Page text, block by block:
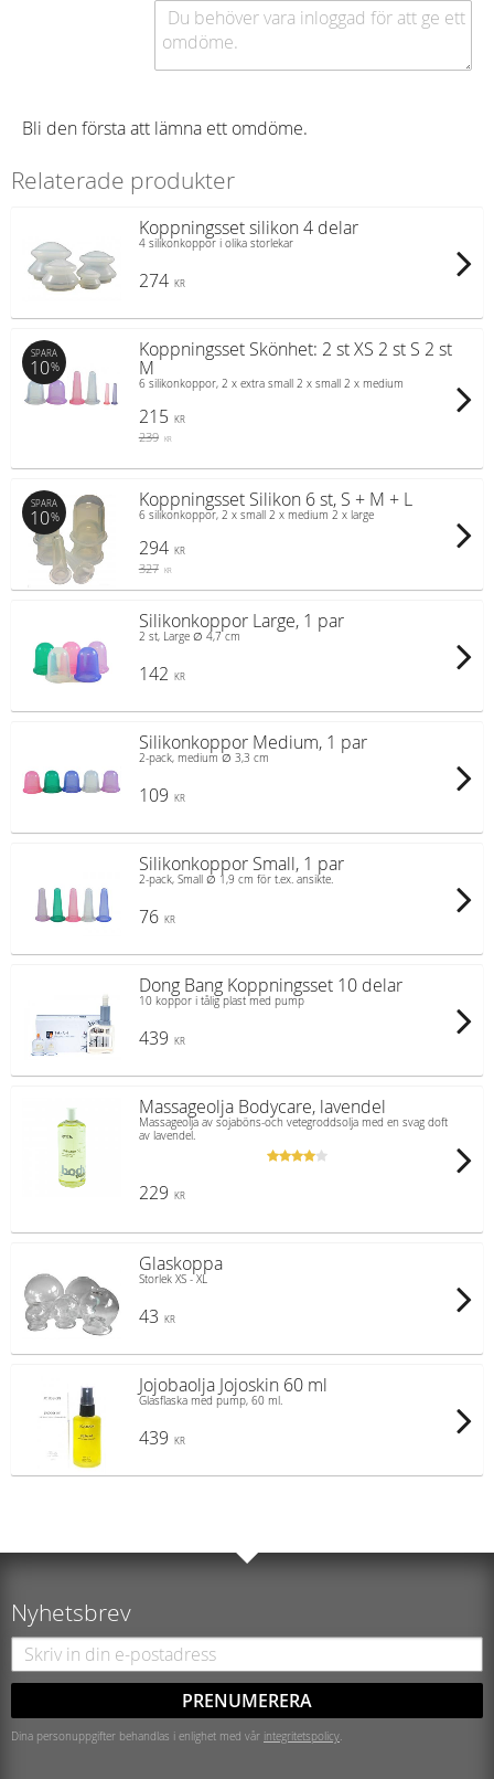
Bli den första att lämna ett omdöme.
Relaterade produkter
Koppningsset silikon 4 delar
4 silikonkoppor i olika storlekar
274 KR
Koppningsset Skönhet: 2 st XS 2 st S 2 st
M
6 silikonkoppor, 2 x extra small 2 x small 2 x medium
215 KR
239 KR
SPARA
10%
Koppningsset Silikon 6 st, S + M + L
6 silikonkoppor, 2 x small 2 x medium 2 x large
294 KR
327 KR
SPARA
10%
Silikonkoppor Large, 1 par
2 st, Large ∅ 4,7 cm
142 KR
Silikonkoppor Medium, 1 par
2-pack, medium ∅ 3,3 cm
109 KR
Silikonkoppor Small, 1 par
2-pack, Small ∅ 1,9 cm för t.ex. ansikte.
76 KR
Dong Bang Koppningsset 10 delar
10 koppor i tålig plast med pump
439 KR
Massageolja Bodycare, lavendel
Massageolja av sojaböns-och vetegroddsolja med en svag doft
av lavendel.
229 KR
Glaskoppa
Storlek XS - XL
43 KR
Jojobaolja Jojoskin 60 ml
Glasflaska med pump, 60 ml.
439 KR
Nyhetsbrev
PRENUMERERA
Dina personuppgifter behandlas i enlighet med vår integritetspolicy